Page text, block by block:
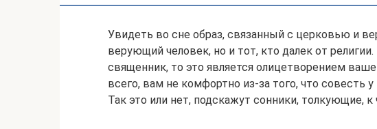
Увидеть во сне образ, связанный с церковью и
верующий человек, но и тот, кто далек от
священник, то это является олицетворением
всего, вам не комфортно из-за того, что совесть
Так это или нет, подскажут сонники, толкующие,